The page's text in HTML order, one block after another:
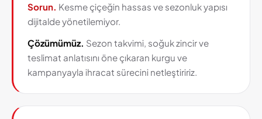
Sorun. Kesme çiçeğin hassas ve sezonluk yapısı
dijitalde yönetilemiyor.
Çözümümüz. Sezon takvimi, soğuk zincir ve
teslimat anlatısını öne çıkaran kurgu ve
kampanyayla ihracat sürecini netleştiririz.